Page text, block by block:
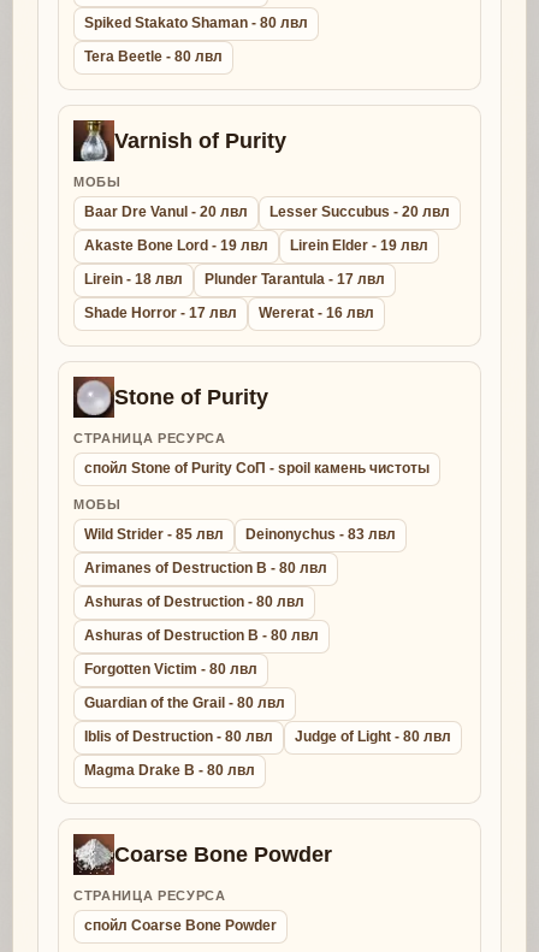
Spiked Stakato Shaman - 80 лвл
Tera Beetle - 80 лвл
Varnish of Purity
МОБЫ
Baar Dre Vanul - 20 лвл
Lesser Succubus - 20 лвл
Akaste Bone Lord - 19 лвл
Lirein Elder - 19 лвл
Lirein - 18 лвл
Plunder Tarantula - 17 лвл
Shade Horror - 17 лвл
Wererat - 16 лвл
Stone of Purity
СТРАНИЦА РЕСУРСА
спойл Stone of Purity СоП - spoil камень чистоты
МОБЫ
Wild Strider - 85 лвл
Deinonychus - 83 лвл
Arimanes of Destruction B - 80 лвл
Ashuras of Destruction - 80 лвл
Ashuras of Destruction B - 80 лвл
Forgotten Victim - 80 лвл
Guardian of the Grail - 80 лвл
Iblis of Destruction - 80 лвл
Judge of Light - 80 лвл
Magma Drake B - 80 лвл
Coarse Bone Powder
СТРАНИЦА РЕСУРСА
спойл Coarse Bone Powder